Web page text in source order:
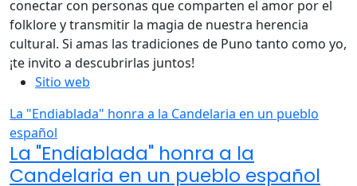
conectar con personas que comparten el amor por el
folklore y transmitir la magia de nuestra herencia
cultural. Si amas las tradiciones de Puno tanto como yo,
¡te invito a descubrirlas juntos!
Sitio web
La "Endiablada" honra a la Candelaria en un pueblo
español
La "Endiablada" honra a la
Candelaria en un pueblo español